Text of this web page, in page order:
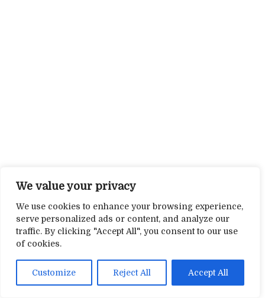
We value your privacy
We use cookies to enhance your browsing experience,
serve personalized ads or content, and analyze our
traffic. By clicking "Accept All", you consent to our use
of cookies.
Customize Reject All Accept All